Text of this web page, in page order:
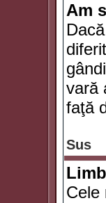
Am
vară
faţă
Sus
Cele